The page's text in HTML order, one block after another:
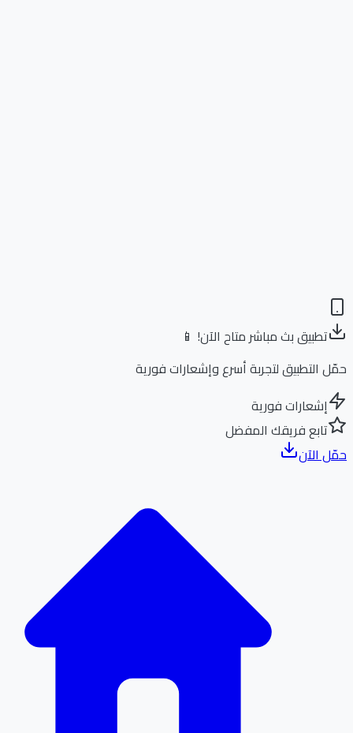
تطبيق بث مباشر متاح الآن! 📱
التطبيق لتجربة أسرع وإشعارات فورية
إشعارات فورية
تابع فريقك المفضل
الآن